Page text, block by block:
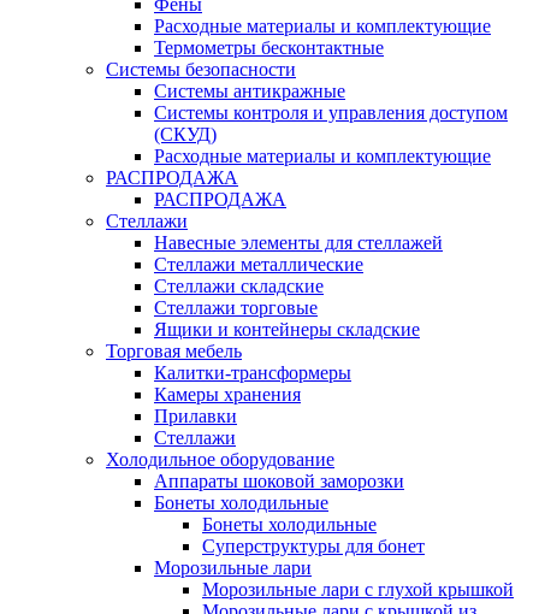
Фены
Расходные материалы и комплектующие
Термометры бесконтактные
Системы безопасности
Системы антикражные
Системы контроля и управления доступом
(СКУД)
Расходные материалы и комплектующие
РАСПРОДАЖА
РАСПРОДАЖА
Стеллажи
Навесные элементы для стеллажей
Стеллажи металлические
Стеллажи складские
Стеллажи торговые
Ящики и контейнеры складские
Торговая мебель
Калитки-трансформеры
Камеры хранения
Прилавки
Стеллажи
Холодильное оборудование
Аппараты шоковой заморозки
Бонеты холодильные
Бонеты холодильные
Суперструктуры для бонет
Морозильные лари
Морозильные лари с глухой крышкой